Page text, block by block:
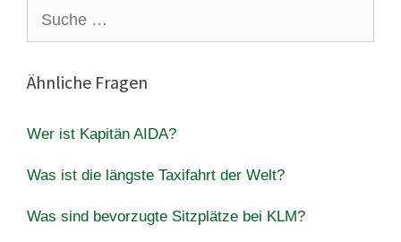
nach:
Ähnliche Fragen
Wer ist Kapitän AIDA?
Was ist die längste Taxifahrt der Welt?
Was sind bevorzugte Sitzplätze bei KLM?